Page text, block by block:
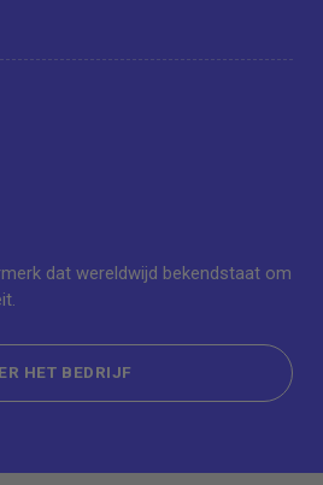
dat wereldwijd bekendstaat om
HET BEDRIJF